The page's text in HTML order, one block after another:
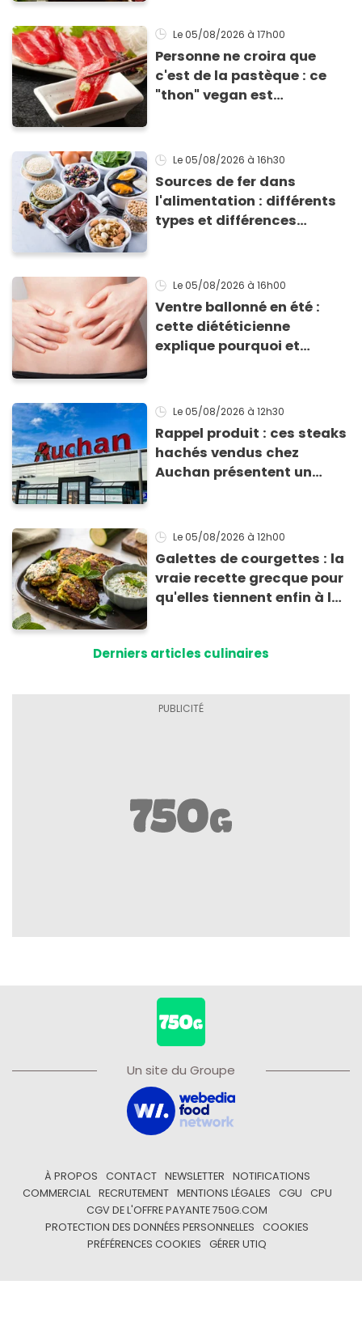
grillades
Le 05/08/2026 à 17h00
Personne ne croira que
c'est de la pastèque : ce
"thon" vegan est
Le 05/08/2026 à 16h30
Sources de fer dans
l'alimentation : différents
types et différences
Le 05/08/2026 à 16h00
Ventre ballonné en été :
cette diététicienne
explique pourquoi et
Le 05/08/2026 à 12h30
Rappel produit : ces steaks
hachés vendus chez
Auchan présentent un
Le 05/08/2026 à 12h00
Galettes de courgettes : la
vraie recette grecque pour
qu'elles tiennent enfin à la
Derniers articles culinaires
Un site du Groupe
À PROPOS CONTACT NEWSLETTER
NOTIFICATIONS
COMMERCIAL
RECRUTEMENT MENTIONS LÉGALES CGU
CPU
CGV DE L'OFFRE PAYANTE 750G.COM
PROTECTION DES DONNÉES PERSONNELLES
COOKIES
PRÉFÉRENCES COOKIES
GÉRER UTIQ